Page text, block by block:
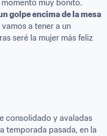
golpe encima de la mesa
a tener a un
seré la mujer más feliz
consolidado y avaladas
temporada pasada, en la